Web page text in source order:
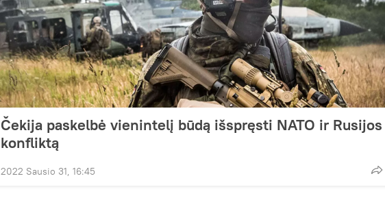
Čekija paskelbė vienintelį būdą išspręsti NATO ir Rusijos
konfliktą
2022 Sausio 31, 16:45